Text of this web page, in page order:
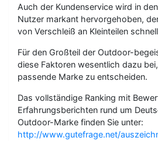
Auch der Kundenservice wird in
Nutzer markant hervorgehoben,
von Verschleiß an Kleinteilen
Für den Großteil der Outdoor-
diese Faktoren wesentlich dazu
passende Marke zu entscheiden.
Das vollständige Ranking mit
Erfahrungsberichten rund um
Outdoor-Marke finden Sie unter:
http://www.gutefrage.net/